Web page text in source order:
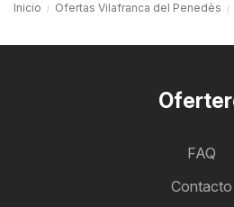
Inicio Ofertas Vilafranca del Penedès
FAQ
Contacto